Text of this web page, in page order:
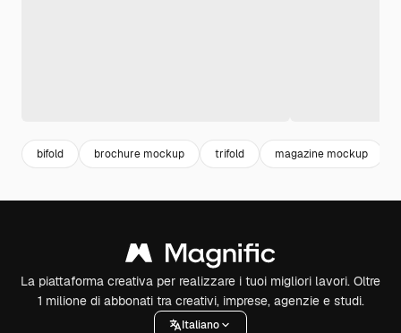
bifold brochure mockup trifold magazine mockup
La piattaforma creativa per realizzare i tuoi migliori lavori. Oltre
1 milione di abbonati tra creativi, imprese, agenzie e studi.
Italiano